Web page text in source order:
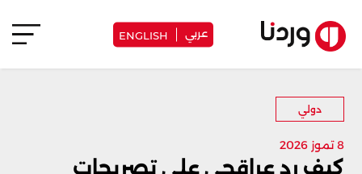
عربي ENGLISH
دولي
8 تموز 2026
كيف رد عراقجي على تصريحات